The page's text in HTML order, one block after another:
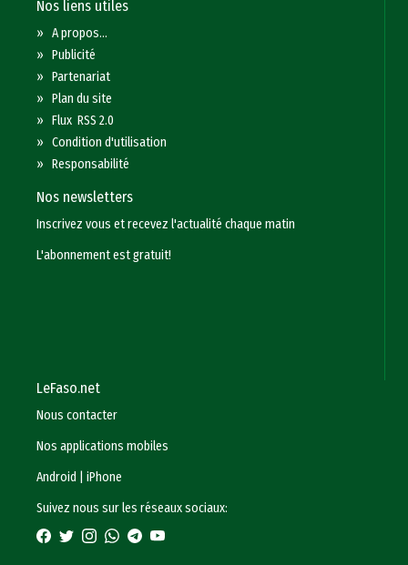
Nos liens utiles
»A propos...
»Publicité
»Partenariat
»Plan du site
»Flux RSS 2.0
»Condition d'utilisation
»Responsabilité
Nos newsletters
Inscrivez vous et recevez l'actualité chaque matin
L'abonnement est gratuit!
LeFaso.net
Nous contacter
Nos applications mobiles
Android
|iPhone
Suivez nous sur les réseaux sociaux: